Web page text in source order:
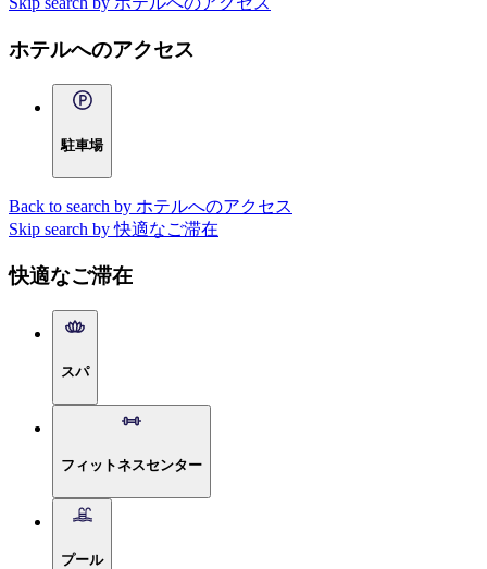
ホテルへのアクセス
駐車場
Back to search by ホテルへのアクセス
Skip search by 快適なご滞在
快適なご滞在
スパ
フィットネスセンター
プール